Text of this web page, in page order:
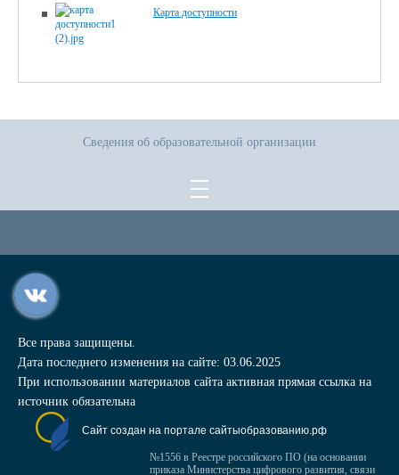
Карта доступности
Сведения об образовательной организации
Все права защищены.
Дата последнего изменения на сайте: 03.06.2025
При использовании материалов сайта активная прямая ссылка на
источник обязательна
Сайт создан на портале сайтыобразованию.рф
№1556 в Реестре российского ПО (на основании
приказа Министерства цифрового развития, связи